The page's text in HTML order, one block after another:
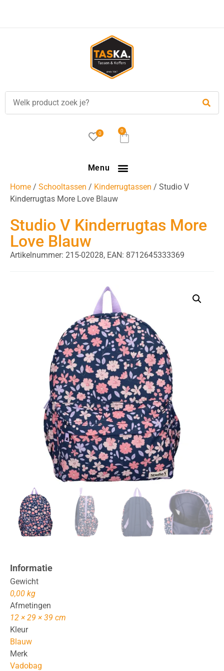
besteld, is vandaag verzonden!
0 0
Menu
Home / Schooltassen / Kinderrugtassen / Studio V
Kinderrugtas More Love Blauw
Studio V Kinderrugtas More
Love Blauw
Artikelnummer: 215-02028, EAN: 8712645333369
Informatie
Gewicht
0,00 kg
Afmetingen
12 × 29 × 39 cm
Kleur
Blauw
Merk
Vadobag